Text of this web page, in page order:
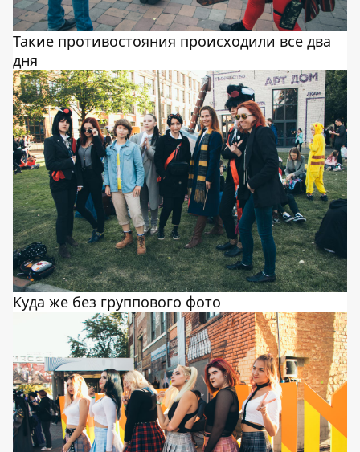
Такие противостояния происходили все два
дня
Куда же без группового фото